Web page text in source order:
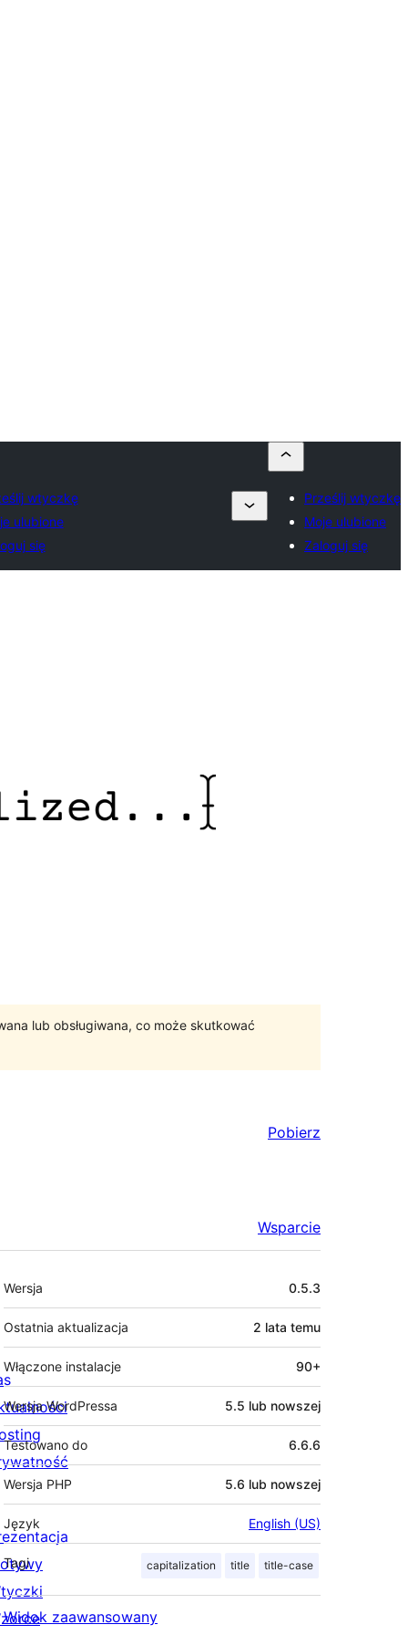
wtyczkę
ulubione
się
Prześlij wtyczkę
Moje ulubione
Zaloguj się
lub obsługiwana, co może skutkować
Pobierz
Wsparcie
Meta
Wersja 0.5.3
Ostatnia aktualizacja 2 lata temu
Włączone instalacje 90+
Wersja WordPressa 5.5 lub nowszej
Testowano do 6.6.6
Wersja PHP 5.6 lub nowszej
Język English (US)
Tagi capitalization title title-case
Widok zaawansowany